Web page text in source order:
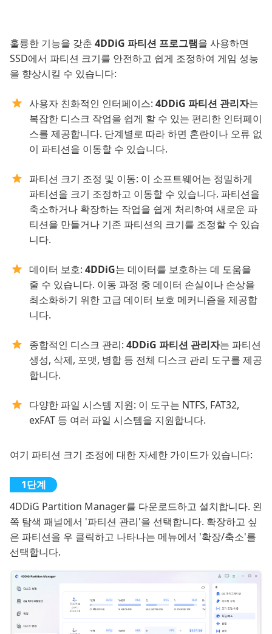
훌륭한 기능을 갖춘 4DDiG 파티션 프로그램을 사용하면
SSD에서 파티션 크기를 안전하고 쉽게 조정하여 게임 성능
을 향상시킬 수 있습니다:
사용자 친화적인 인터페이스: 4DDiG 파티션 관리자는
복잡한 디스크 작업을 쉽게 할 수 있는 편리한 인터페이
스를 제공합니다. 단계별로 따라 하면 혼란이나 오류 없
이 파티션을 이동할 수 있습니다.
파티션 크기 조정 및 이동: 이 소프트웨어는 정밀하게
파티션을 크기 조정하고 이동할 수 있습니다. 파티션을
축소하거나 확장하는 작업을 쉽게 처리하여 새로운 파
티션을 만들거나 기존 파티션의 크기를 조정할 수 있습
니다.
데이터 보호: 4DDiG는 데이터를 보호하는 데 도움을
줄 수 있습니다. 이동 과정 중 데이터 손실이나 손상을
최소화하기 위한 고급 데이터 보호 메커니즘을 제공합
니다.
종합적인 디스크 관리: 4DDiG 파티션 관리자는 파티션
생성, 삭제, 포맷, 병합 등 전체 디스크 관리 도구를 제공
합니다.
다양한 파일 시스템 지원: 이 도구는 NTFS, FAT32,
exFAT 등 여러 파일 시스템을 지원합니다.
여기 파티션 크기 조정에 대한 자세한 가이드가 있습니다:
4DDiG Partition Manager를 다운로드하고 설치합니다. 왼
쪽 탐색 패널에서 '파티션 관리'을 선택합니다. 확장하고 싶
은 파티션을 우 클릭하고 나타나는 메뉴에서 '확장/축소'를
선택합니다.